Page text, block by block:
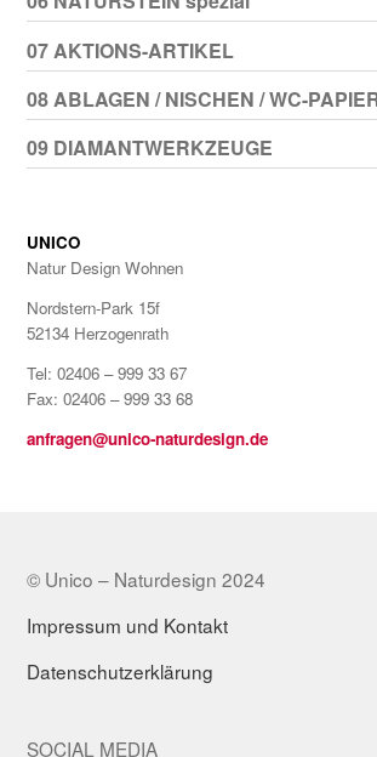
07 AKTIONS-ARTIKEL
08 ABLAGEN / NISCHEN / WC-
09 DIAMANTWERKZEUGE
UNICO
Natur Design Wohnen
Nordstern-Park 15f
52134 Herzogenrath
Tel: 02406 – 999 33 67
Fax: 02406 – 999 33 68
anfragen@unico-naturdesign.de
© Unico – Naturdesign 2024
Impressum und Kontakt
Datenschutzerklärung
SOCIAL MEDIA